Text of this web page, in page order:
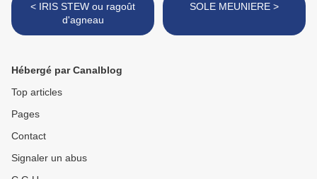
< IRIS STEW ou ragoût
d'agneau
SOLE MEUNIERE >
Hébergé par Canalblog
Top articles
Pages
Contact
Signaler un abus